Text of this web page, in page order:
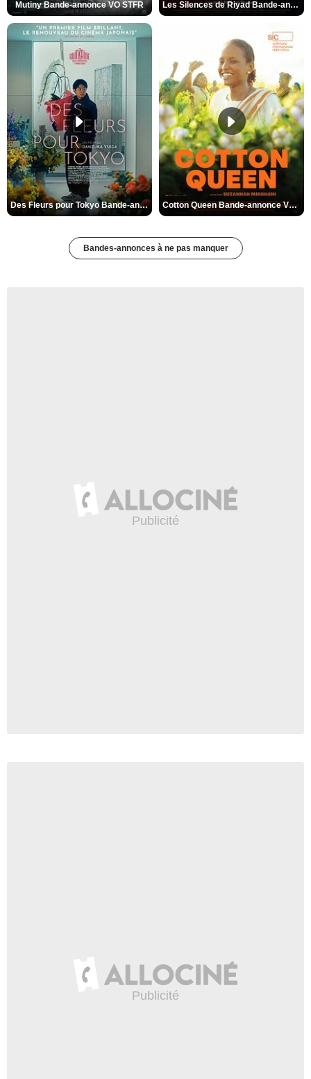
Mutiny Bande-annonce VO STFR Les Silences de Riyad Bande-annonce VO STFR
Des Fleurs pour Tokyo Bande-annonce VO STFR Cotton Queen Bande-annonce VO STFR
Bandes-annonces à ne pas manquer